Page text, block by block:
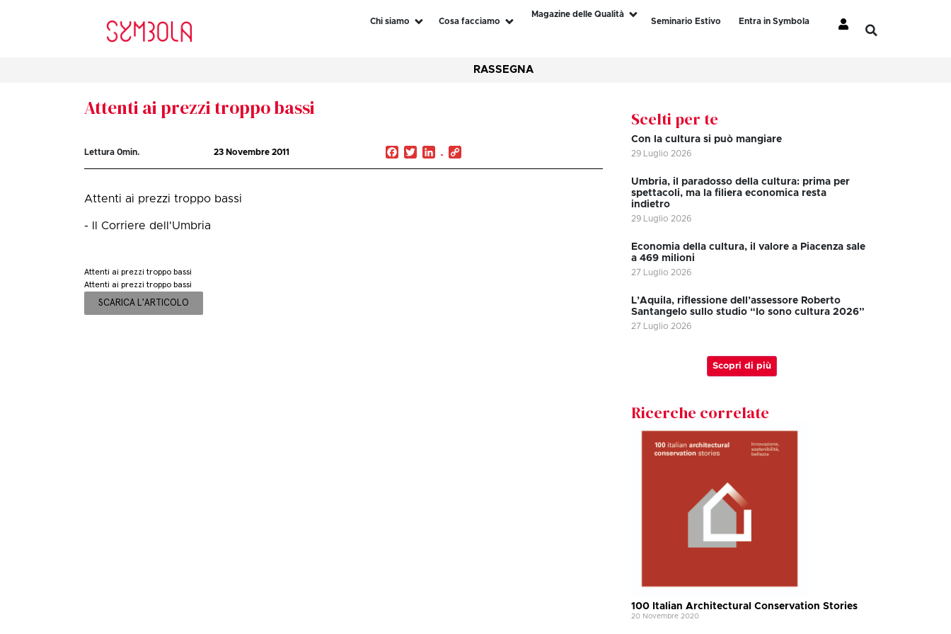
Chi siamo Cosa facciamo
Magazine delle Qualità
Seminario Estivo
Entra in Symbola
RASSEGNA
Attenti ai prezzi troppo bassi
Lettura0min. 23 Novembre 2011 Facebook
TwitterLinkedIn
Attenti ai prezzi troppo bassi
- Il Corriere dell'Umbria
Attenti ai prezzi troppo bassi
Attenti ai prezzi troppo bassi
SCARICA L'ARTICOLO
Scelti per te
Con la cultura si può mangiare
29 Luglio 2026
Umbria, il paradosso della cultura: prima per
spettacoli, ma la filiera economica resta
indietro
29 Luglio 2026
Economia della cultura, il valore a Piacenza sale
a 469 milioni
27 Luglio 2026
L’Aquila, riflessione dell’assessore Roberto
Santangelo sullo studio “Io sono cultura 2026”
27 Luglio 2026
Scopri di più
Ricerche correlate
100 Italian Architectural Conservation Stories
20 Novembre 2020